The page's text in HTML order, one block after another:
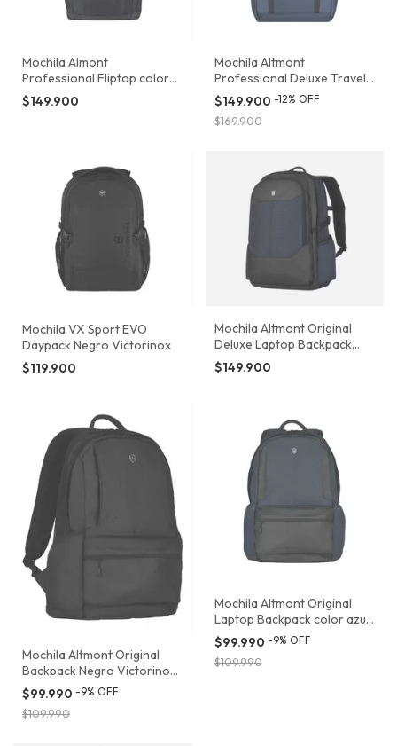
Mochila Almont
Professional Fliptop color
negro Victorinox 602153
$149.900
Mochila Altmont
Professional Deluxe Travel
Laptop color azul Victorinox
653291
$149.900 -12% OFF
$169.900
Mochila VX Sport EVO
Daypack Negro Victorinox
$119.900
Mochila Altmont Original
Deluxe Laptop Backpack
Victorinox
$149.900
Mochila Altmont Original
Backpack Negro Victorinox
606742
$99.990 -9% OFF
$109.990
Mochila Altmont Original
Laptop Backpack color azul
Victorinox
$99.990 -9% OFF
$109.990